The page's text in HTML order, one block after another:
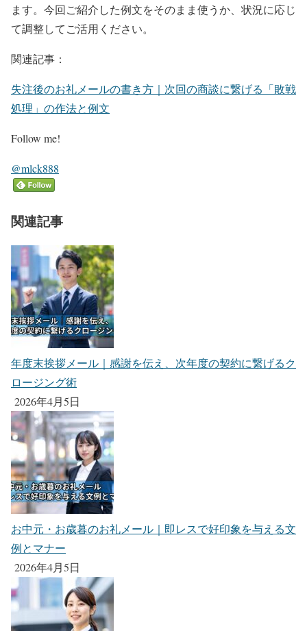
ます。今回ご紹介した例文をそのまま使うか、状況に応じ
て調整してご活用ください。
関連記事：
失注後のお礼メールの書き方｜次回の商談に繋げる「敗戦
処理」の作法と例文
Follow me!
@mlck888
関連記事
年度末挨拶メール｜感謝を伝え、次年度の契約に繋げるク
ロージング術
2026年4月5日
お中元・お歳暮のお礼メール｜即レスで好印象を与える文
例とマナー
2026年4月5日